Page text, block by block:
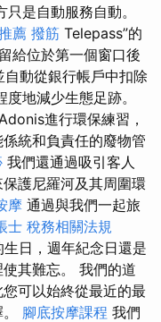
是自動服務自動。
薦 撥筋 Telepass”的
給位於第一個窗口後
動從銀行帳戶中扣除
地減少生態足跡。
進行環保練習，
統和負責任的廢物管
我們還通過吸引客人
護尼羅河及其周圍環
摩 通過與我們一起旅
士 稅務相關法規
生日，週年紀念日還是
其難忘。 我們的道
可以始終從最近的最
腳底按摩課程 我們